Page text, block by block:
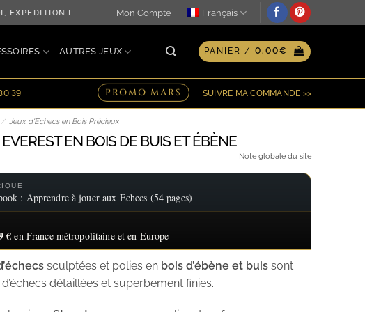
LE JOUR MÊME ♖ OPTION GRAVURE PERSONNALISÉE
Mon Compte Français
AUTRES JEUX PANIER / 0.00€
39 PROMO MARS SUIVRE MA COMMANDE >>
/ Jeux d'Echecs en Bois Précieux
EVEREST EN BOIS DE BUIS ET ÉBÈNE
Note globale du site
: Apprendre à jouer aux Echecs (54 pages)
€ en France métropolitaine et en Europe
sculptées et polies en bois d’ébène et buis sont
détaillées et superbement finies.